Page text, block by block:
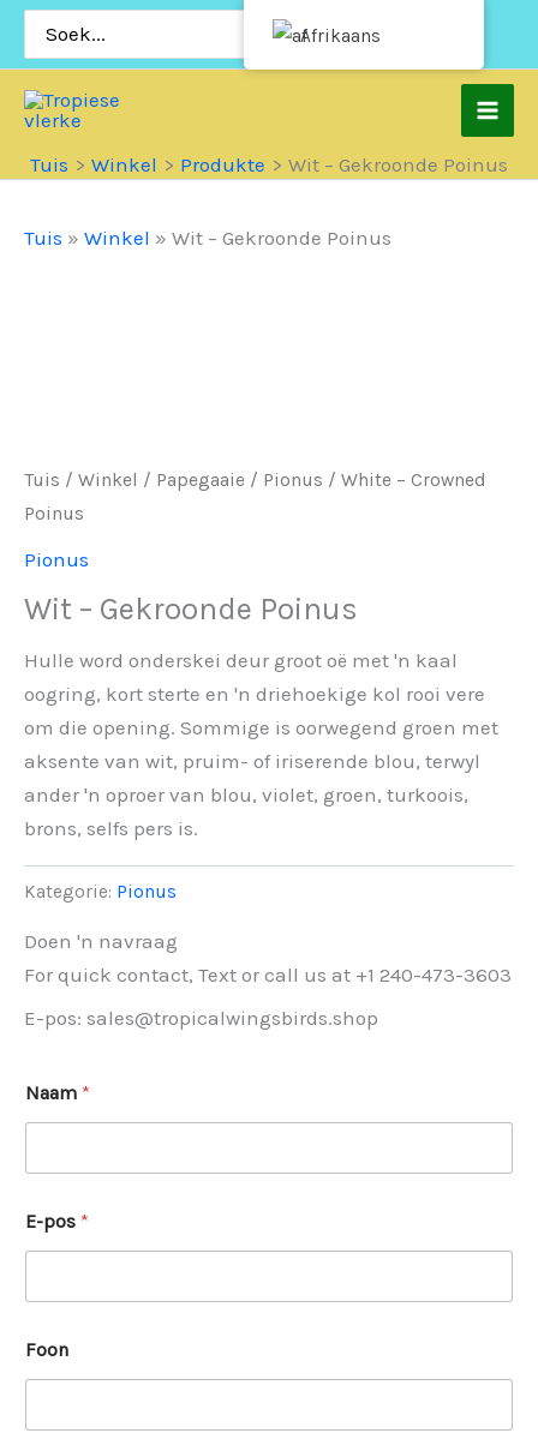
Slaan
inhoud
vir:
Tuis Winkel Produkte Wit – Gekroonde Poinus
Tuis » Winkel » Wit – Gekroonde Poinus
Tuis / Winkel / Papegaaie / Pionus / White – Crowned
Poinus
Pionus
Wit – Gekroonde Poinus
Hulle word onderskei deur groot oë met 'n kaal
oogring, kort sterte en 'n driehoekige kol rooi vere
om die opening. Sommige is oorwegend groen met
aksente van wit, pruim- of iriserende blou, terwyl
ander 'n oproer van blou, violet, groen, turkoois,
brons, selfs pers is.
Kategorie: Pionus
Doen 'n navraag
For quick contact, Text or call us at +1 240-473-3603
E-pos: sales@tropicalwingsbirds.shop
Naam *
E-pos *
Foon
Afrikaans